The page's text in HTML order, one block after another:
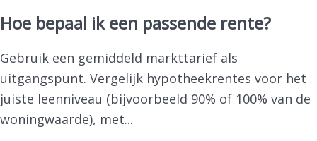
Hoe bepaal ik een passende rente?
Gebruik een gemiddeld markttarief als
uitgangspunt. Vergelijk hypotheekrentes voor het
juiste leenniveau (bijvoorbeeld 90% of 100% van de
woningwaarde), met...